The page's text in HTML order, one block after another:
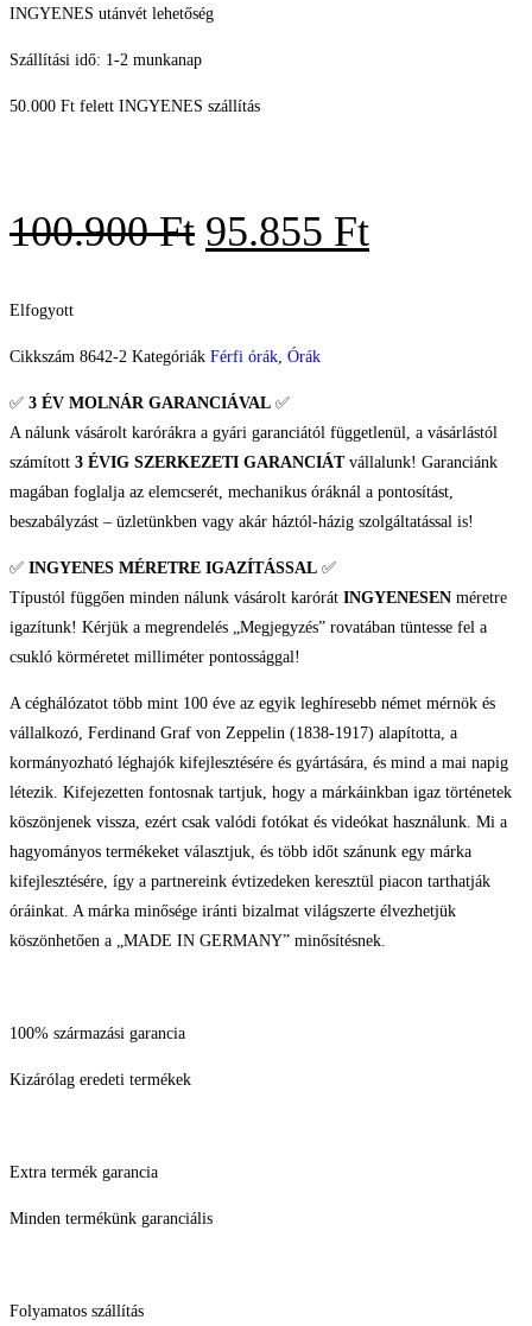
INGYENES utánvét lehetőség
Szállítási idő: 1-2 munkanap
50.000 Ft felett INGYENES szállítás
100.900Ft 95.855 Ft
Elfogyott
Cikkszám 8642-2 Kategóriák Férfi órák, Órák
✅ 3 ÉV MOLNÁR GARANCIÁVAL ✅
A nálunk vásárolt karórákra a gyári garanciától függetlenül, a vásárlástól
számított 3 ÉVIG SZERKEZETI GARANCIÁTvállalunk! Garanciánk
magában foglalja az elemcserét, mechanikus óráknál a pontosítást,
beszabályzást – üzletünkben vagy akár háztól-házig szolgáltatással is!
✅ INGYENES MÉRETRE IGAZÍTÁSSAL ✅
Típustól függően minden nálunk vásárolt karórát INGYENESEN méretre
igazítunk! Kérjük a megrendelés „Megjegyzés” rovatában tüntesse fel a
csukló körméretet milliméter pontossággal!
A céghálózatot több mint 100 éve az egyik leghíresebb német mérnök és
vállalkozó, Ferdinand Graf von Zeppelin (1838-1917) alapította, a
kormányozható léghajók kifejlesztésére és gyártására, és mind a mai napig
létezik. Kifejezetten fontosnak tartjuk, hogy a márkáinkban igaz történetek
köszönjenek vissza, ezért csak valódi fotókat és videókat használunk. Mi a
hagyományos termékeket választjuk, és több időt szánunk egy márka
kifejlesztésére, így a partnereink évtizedeken keresztül piacon tarthatják
óráinkat. A márka minősége iránti bizalmat világszerte élvezhetjük
köszönhetően a „MADE IN GERMANY” minősítésnek.
100% származási garancia
Kizárólag eredeti termékek
Extra termék garancia
Minden termékünk garanciális
Folyamatos szállítás